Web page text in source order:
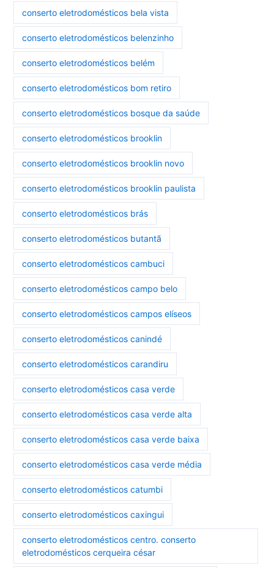
conserto eletrodomésticos bela vista
conserto eletrodomésticos belenzinho
conserto eletrodomésticos belém
conserto eletrodomésticos bom retiro
conserto eletrodomésticos bosque da saúde
conserto eletrodomésticos brooklin
conserto eletrodomésticos brooklin novo
conserto eletrodomésticos brooklin paulista
conserto eletrodomésticos brás
conserto eletrodomésticos butantã
conserto eletrodomésticos cambuci
conserto eletrodomésticos campo belo
conserto eletrodomésticos campos elíseos
conserto eletrodomésticos canindé
conserto eletrodomésticos carandiru
conserto eletrodomésticos casa verde
conserto eletrodomésticos casa verde alta
conserto eletrodomésticos casa verde baixa
conserto eletrodomésticos casa verde média
conserto eletrodomésticos catumbi
conserto eletrodomésticos caxingui
conserto eletrodomésticos centro. conserto
eletrodomésticos cerqueira césar